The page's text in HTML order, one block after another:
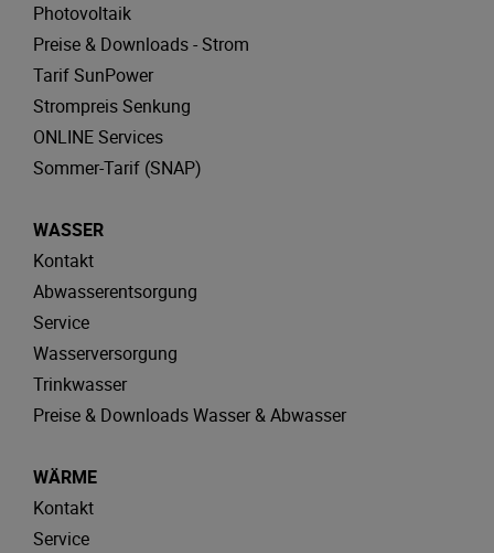
Photovoltaik
Preise & Downloads - Strom
Tarif SunPower
Strompreis Senkung
ONLINE Services
Sommer-Tarif (SNAP)
WASSER
Kontakt
Abwasserentsorgung
Service
Wasserversorgung
Trinkwasser
Preise & Downloads Wasser & Abwasser
WÄRME
Kontakt
Service